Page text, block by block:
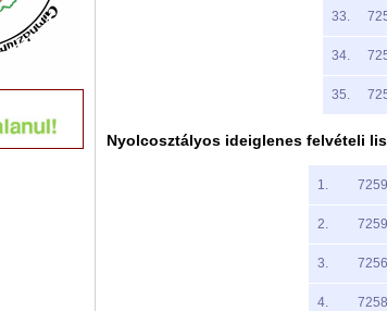
33.
34.
35.
Nyolcosztályos ideiglenes felvételi
1.
2.
3.
4.